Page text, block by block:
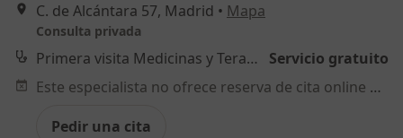
C. de Alcántara 57, Madrid • Mapa
Consulta privada
Primera visita Medicinas y Terapias Complementarias
Servicio gratuito
Este especialista no ofrece reserva de cita online en esta dirección.
Pedir una cita